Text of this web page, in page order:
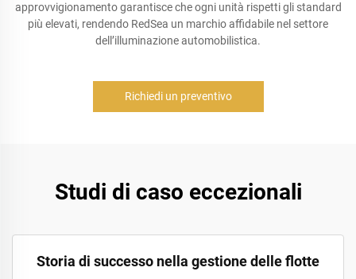
approvvigionamento garantisce che ogni unità rispetti gli standard
più elevati, rendendo RedSea un marchio affidabile nel settore
dell’illuminazione automobilistica.
Richiedi un preventivo
Studi di caso eccezionali
Storia di successo nella gestione delle flotte